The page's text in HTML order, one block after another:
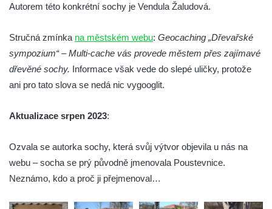
Socha Matka příroda v ZOO Hluboká
Socha Kudlanka v ZOO Hluboká
Socha Vlčice s mládětem v ZOO Hluboká
Socha Rys číhající na srnu v ZOO Hluboká
Socha Tygr v ZOO Hluboká
Socha Želva v ZOO Hluboká
Socha Kozorožec horský v ZOO Hluboká
Socha Včela v ZOO Hluboká
Autorem této konkrétní sochy je Vendula Žaludová.
Stručná zmínka na městském webu: Geocaching „Dřevařské
sympozium“ – Multi-cache vás provede městem přes zajímavé
dřevěné sochy. Informace však vede do slepé uličky, protože
ani pro tato slova se nedá nic vygooglit.
Aktualizace srpen 2023:
Ozvala se autorka sochy, která svůj výtvor objevila u nás na
webu – socha se prý původně jmenovala Poustevnice.
Neznámo, kdo a proč ji přejmenoval…